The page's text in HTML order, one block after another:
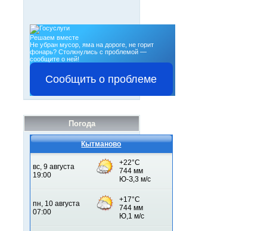
Решаем вместе
Не убран мусор, яма на дороге, не горит
фонарь? Столкнулись с проблемой —
сообщите о ней!
Сообщить о проблеме
Погода
Кытманово